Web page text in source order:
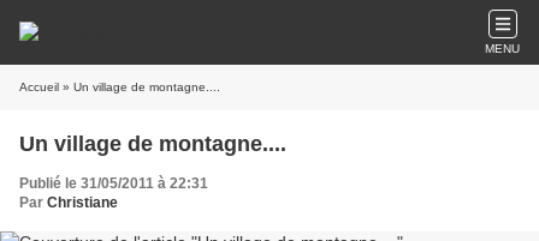
MENU
Accueil » Un village de montagne....
Un village de montagne....
Publié le 31/05/2011 à 22:31
Par Christiane